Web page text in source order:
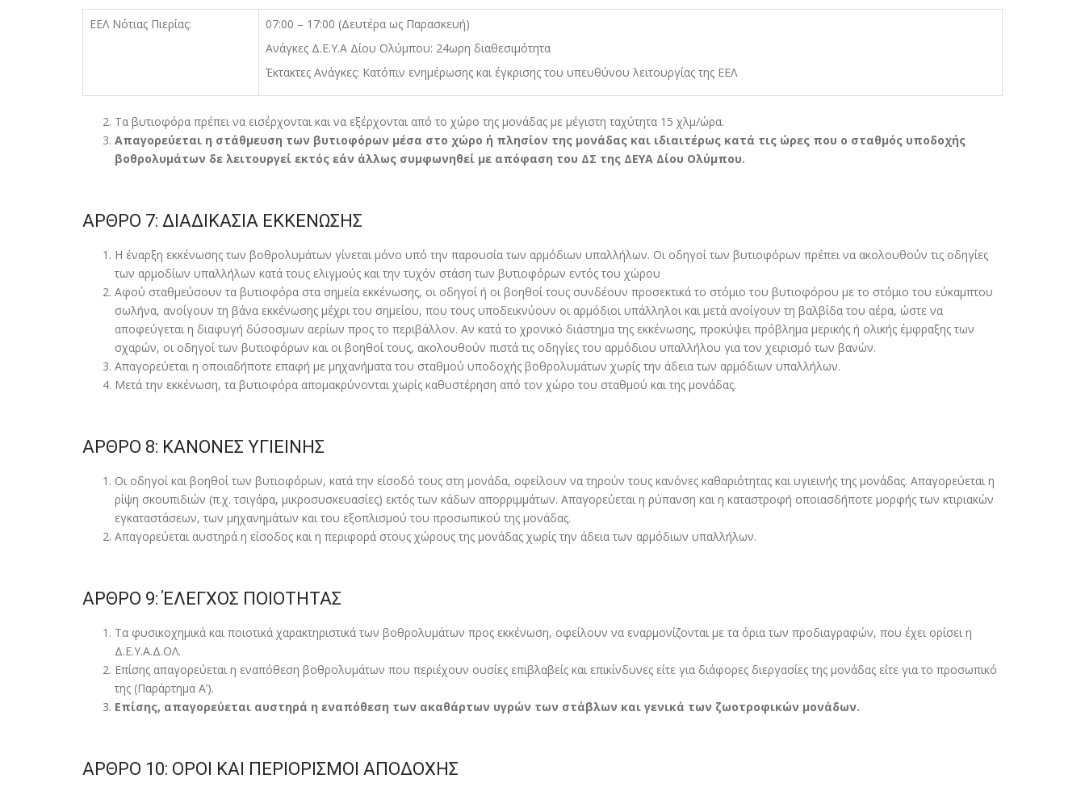
ΕΕΛ Νότιας Πιερίας:
07:00 – 17:00 (Δευτέρα ως Παρασκευή)
Ανάγκες Δ.Ε.Υ.Α Δίου Ολύµπου: 24ωρη διαθεσιµότητα
Έκτακτες Ανάγκες: Κατόπιν ενηµέρωσης και έγκρισης του υπευθύνου λειτουργίας της ΕΕΛ
Τα βυτιοφόρα πρέπει να εισέρχονται και να εξέρχονται από το χώρο της µονάδας µε µέγιστη ταχύτητα 15 χλµ/ώρα.
Απαγορεύεται η στάθµευση των βυτιοφόρων µέσα στο χώρο ή πλησίον της µονάδας και ιδιαιτέρως κατά τις ώρες που ο σταθµός υποδοχής
βοθρολυµάτων δε λειτουργεί εκτός εάν άλλως συµφωνηθεί µε απόφαση του ΔΣ της ΔΕΥΑ Δίου Ολύµπου.
ΑΡΘΡΟ 7: ΔΙΑΔΙΚΑΣΙΑ ΕΚΚΕΝΩΣΗΣ
Η έναρξη εκκένωσης των βοθρολυµάτων γίνεται µόνο υπό την παρουσία των αρµόδιων υπαλλήλων. Οι οδηγοί των βυτιοφόρων πρέπει να ακολουθούν τις οδηγίες
των αρµοδίων υπαλλήλων κατά τους ελιγµούς και την τυχόν στάση των βυτιοφόρων εντός του χώρου
Αφού σταθµεύσουν τα βυτιοφόρα στα σηµεία εκκένωσης, οι οδηγοί ή οι βοηθοί τους συνδέουν προσεκτικά το στόµιο του βυτιοφόρου µε το στόµιο του εύκαµπτου
σωλήνα, ανοίγουν τη βάνα εκκένωσης µέχρι του σηµείου, που τους υποδεικνύουν οι αρµόδιοι υπάλληλοι και µετά ανοίγουν τη βαλβίδα του αέρα, ώστε να
αποφεύγεται η διαφυγή δύσοσµων αερίων προς το περιβάλλον. Αν κατά το χρονικό διάστηµα της εκκένωσης, προκύψει πρόβληµα µερικής ή ολικής έµφραξης των
σχαρών, οι οδηγοί των βυτιοφόρων και οι βοηθοί τους, ακολουθούν πιστά τις οδηγίες του αρµόδιου υπαλλήλου για τον χειρισµό των βανών.
Απαγορεύεται η οποιαδήποτε επαφή µε µηχανήµατα του σταθµού υποδοχής βοθρολυµάτων χωρίς την άδεια των αρµόδιων υπαλλήλων.
Μετά την εκκένωση, τα βυτιοφόρα αποµακρύνονται χωρίς καθυστέρηση από τον χώρο του σταθµού και της µονάδας.
ΑΡΘΡΟ 8: ΚΑΝΟΝΕΣ ΥΓΙΕΙΝΗΣ
Οι οδηγοί και βοηθοί των βυτιοφόρων, κατά την είσοδό τους στη µονάδα, οφείλουν να τηρούν τους κανόνες καθαριότητας και υγιεινής της µονάδας. Απαγορεύεται η
ρίψη σκουπιδιών (π.χ. τσιγάρα, µικροσυσκευασίες) εκτός των κάδων απορριµµάτων. Απαγορεύεται η ρύπανση και η καταστροφή οποιασδήποτε µορφής των κτιριακών
εγκαταστάσεων, των µηχανηµάτων και του εξοπλισµού του προσωπικού της µονάδας.
Απαγορεύεται αυστηρά η είσοδος και η περιφορά στους χώρους της µονάδας χωρίς την άδεια των αρµόδιων υπαλλήλων.
ΑΡΘΡΟ 9: ΈΛΕΓΧΟΣ ΠΟΙΟΤΗΤΑΣ
Τα φυσικοχηµικά και ποιοτικά χαρακτηριστικά των βοθρολυµάτων προς εκκένωση, οφείλουν να εναρµονίζονται µε τα όρια των προδιαγραφών, που έχει ορίσει η
Δ.Ε.Υ.Α.Δ.ΟΛ.
Επίσης απαγορεύεται η εναπόθεση βοθρολυµάτων που περιέχουν ουσίες επιβλαβείς και επικίνδυνες είτε για διάφορες διεργασίες της µονάδας είτε για το προσωπικό
της (Παράρτηµα Α’).
Επίσης, απαγορεύεται αυστηρά η εναπόθεση των ακαθάρτων υγρών των στάβλων και γενικά των ζωοτροφικών µονάδων.
ΑΡΘΡΟ 10: ΟΡΟΙ ΚΑΙ ΠΕΡΙΟΡΙΣΜΟΙ ΑΠΟΔΟΧΗΣ